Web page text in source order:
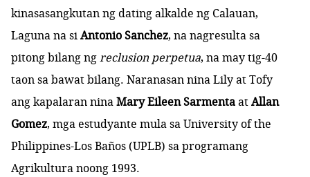
kinasasangkutan ng dating alkalde ng Calauan,
Laguna na siAntonio Sanchez, na nagresulta sa
pitong bilang ngreclusion perpetua, na may tig-40
taon sa bawat bilang. Naranasan nina Lily at Tofy
ang kapalaran ninaMary Eileen SarmentaatAllan
Gomez, mga estudyante mula sa University of the
Philippines-Los Baños (UPLB) sa programang
Agrikultura noong 1993.